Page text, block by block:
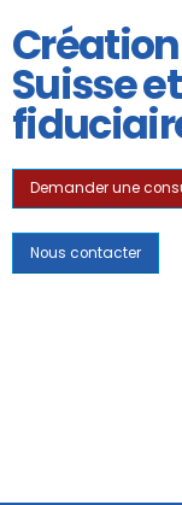
Suisse
Demander une
Nous contacter